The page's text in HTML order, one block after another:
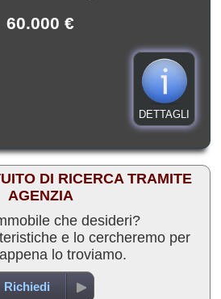
60.000 €
DETTAGLI
DI RICERCA TRAMITE
AGENZIA
che desideri?
e lo cercheremo per
lo troviamo.
Richiedi